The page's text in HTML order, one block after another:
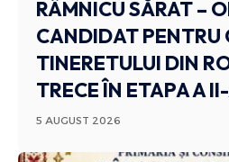
RÂMNICU SĂRAT –
CANDIDAT PENTRU
TINERETULUI DIN
TRECE ÎN ETAPA A
5 AUGUST 2026